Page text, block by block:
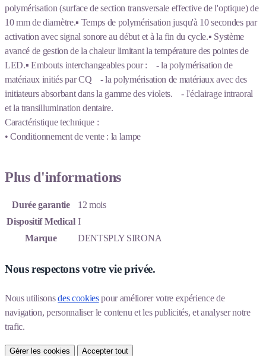
polymérisation (surface de section transversale effective de l'optique) de
10 mm de diamètre.▪ Temps de polymérisation jusqu'à 10 secondes par
activation avec signal sonore au début et à la fin du cycle.▪ Système
avancé de gestion de la chaleur limitant la température des pointes de
LED.▪ Embouts interchangeables pour : - la polymérisation de
matériaux initiés par CQ - la polymérisation de matériaux avec des
initiateurs absorbant dans la gamme des violets. - l'éclairage intraoral
et la transillumination dentaire.
Caractéristique technique :
• Conditionnement de vente : la lampe
Plus d'informations
Durée garantie
12 mois
Dispositif Medical I
Marque
DENTSPLY SIRONA
Nous respectons votre vie privée.
Nous utilisons des cookies pour améliorer votre expérience de
navigation, personnaliser le contenu et les publicités, et analyser notre
trafic.
Gérer les cookies Accepter tout